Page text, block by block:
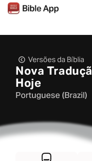
Versões da Bíblia
Nova
Hoje
Portuguese (Brazil)